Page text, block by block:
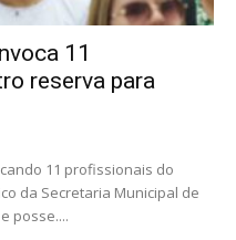
11
reserva para
11 profissionais do
da Secretaria Municipal de
posse....